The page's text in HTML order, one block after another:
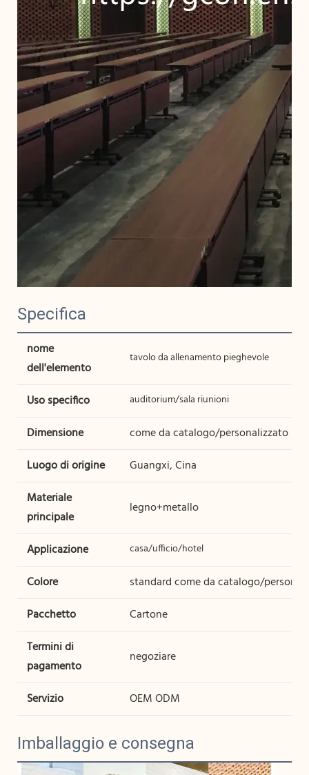
Specifica
nome
dell'elemento
tavolo da allenamento pieghevole
Uso specifico auditorium/sala riunioni
Dimensione
come da catalogo/personalizzato
Luogo di origine
Guangxi, Cina
Materiale
principale
legno+metallo
Applicazione casa/ufficio/hotel
Colore
standard come da catalogo/
Pacchetto
Cartone
Termini di
pagamento
negoziare
Servizio OEM ODM
Imballaggio e consegna